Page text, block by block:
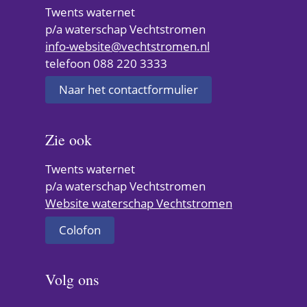
n
andere
website)
andere
website)
andere
website)
Twents waternet
p/a waterschap Vechtstromen
info-website@vechtstromen.nl
telefoon 088 220 3333
Naar het contactformulier
Zie ook
Twents waternet
p/a waterschap Vechtstromen
Website waterschap Vechtstromen(verwijst
Colofon
Volg ons